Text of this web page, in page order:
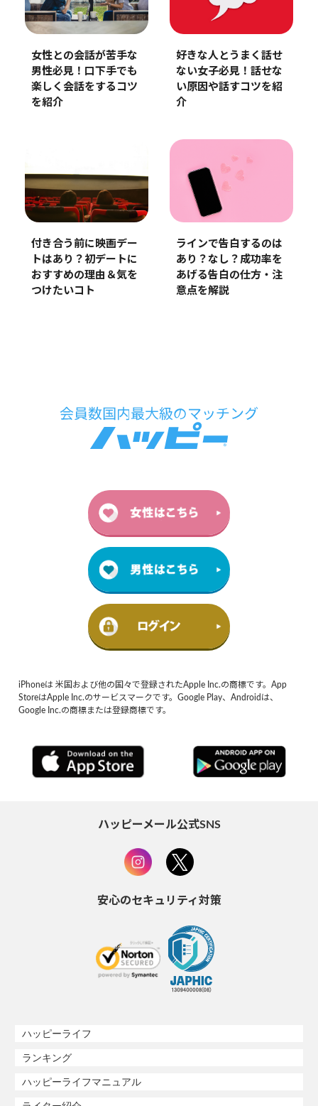
女性との会話が苦手な
男性必見！口下手でも
楽しく会話をするコツ
を紹介
好きな人とうまく話せ
ない女子必見！話せな
い原因や話すコツを紹
介
付き合う前に映画デー
トはあり？初デートに
おすすめの理由＆気を
つけたいコト
ラインで告白するのは
あり？なし？成功率を
あげる告白の仕方・注
意点を解説
iPhoneは 米国および他の国々で登録されたApple Inc.の商標です。App
StoreはApple Inc.のサービスマークです。Google Play、Androidは、
Google Inc.の商標または登録商標です。
ハッピーメール公式SNS
安心のセキュリティ対策
ハッピーライフ
ランキング
ハッピーライフマニュアル